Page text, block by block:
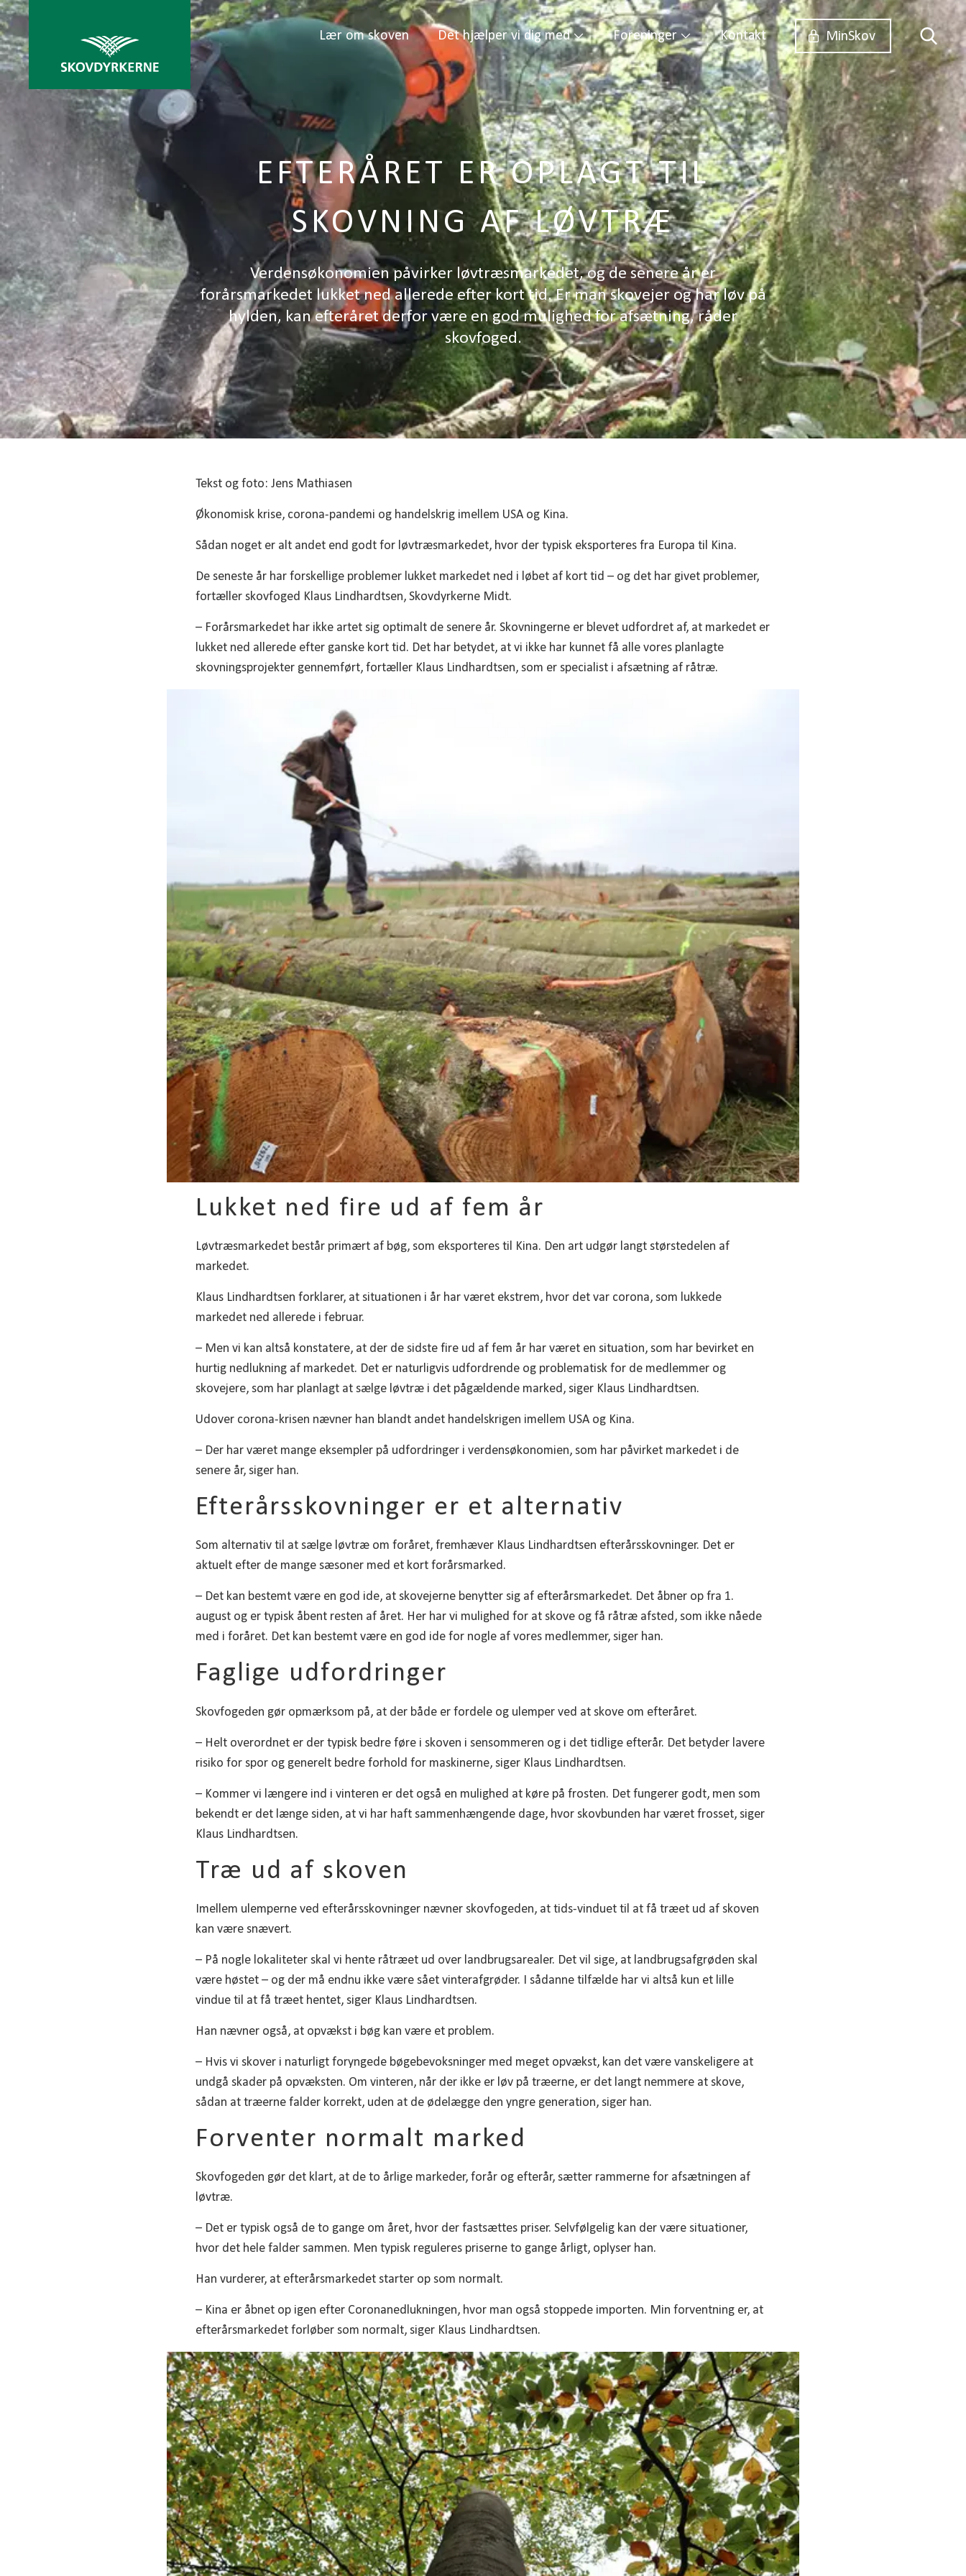
Lær om skoven Det hjælper vi dig med Foreninger Kontakt MinSkov
EFTERÅRET ER OPLAGT TIL
SKOVNING AF LØVTRÆ
Verdensøkonomien påvirker løvtræsmarkedet, og de senere år er
forårsmarkedet lukket ned allerede efter kort tid. Er man skovejer og har løv på
hylden, kan efteråret derfor være en god mulighed for afsætning, råder
skovfoged.
Tekst og foto: Jens Mathiasen
Økonomisk krise, corona-pandemi og handelskrig imellem USA og Kina.
Sådan noget er alt andet end godt for løvtræsmarkedet, hvor der typisk eksporteres fra Europa til Kina.
De seneste år har forskellige problemer lukket markedet ned i løbet af kort tid – og det har givet problemer,
fortæller skovfoged Klaus Lindhardtsen, Skovdyrkerne Midt.
– Forårsmarkedet har ikke artet sig optimalt de senere år. Skovningerne er blevet udfordret af, at markedet er
lukket ned allerede efter ganske kort tid. Det har betydet, at vi ikke har kunnet få alle vores planlagte
skovningsprojekter gennemført, fortæller Klaus Lindhardtsen, som er specialist i afsætning af råtræ.
Lukket ned fire ud af fem år
Løvtræsmarkedet består primært af bøg, som eksporteres til Kina. Den art udgør langt størstedelen af
markedet.
Klaus Lindhardtsen forklarer, at situationen i år har været ekstrem, hvor det var corona, som lukkede
markedet ned allerede i februar.
– Men vi kan altså konstatere, at der de sidste fire ud af fem år har været en situation, som har bevirket en
hurtig nedlukning af markedet. Det er naturligvis udfordrende og problematisk for de medlemmer og
skovejere, som har planlagt at sælge løvtræ i det pågældende marked, siger Klaus Lindhardtsen.
Udover corona-krisen nævner han blandt andet handelskrigen imellem USA og Kina.
– Der har været mange eksempler på udfordringer i verdensøkonomien, som har påvirket markedet i de
senere år, siger han.
Efterårsskovninger er et alternativ
Som alternativ til at sælge løvtræ om foråret, fremhæver Klaus Lindhardtsen efterårsskovninger. Det er
aktuelt efter de mange sæsoner med et kort forårsmarked.
– Det kan bestemt være en god ide, at skovejerne benytter sig af efterårsmarkedet. Det åbner op fra 1.
august og er typisk åbent resten af året. Her har vi mulighed for at skove og få råtræ afsted, som ikke nåede
med i foråret. Det kan bestemt være en god ide for nogle af vores medlemmer, siger han.
Faglige udfordringer
Skovfogeden gør opmærksom på, at der både er fordele og ulemper ved at skove om efteråret.
– Helt overordnet er der typisk bedre føre i skoven i sensommeren og i det tidlige efterår. Det betyder lavere
risiko for spor og generelt bedre forhold for maskinerne, siger Klaus Lindhardtsen.
– Kommer vi længere ind i vinteren er det også en mulighed at køre på frosten. Det fungerer godt, men som
bekendt er det længe siden, at vi har haft sammenhængende dage, hvor skovbunden har været frosset, siger
Klaus Lindhardtsen.
Træ ud af skoven
Imellem ulemperne ved efterårsskovninger nævner skovfogeden, at tids-vinduet til at få træet ud af skoven
kan være snævert.
– På nogle lokaliteter skal vi hente råtræet ud over landbrugsarealer. Det vil sige, at landbrugsafgrøden skal
være høstet – og der må endnu ikke være sået vinterafgrøder. I sådanne tilfælde har vi altså kun et lille
vindue til at få træet hentet, siger Klaus Lindhardtsen.
Han nævner også, at opvækst i bøg kan være et problem.
– Hvis vi skover i naturligt foryngede bøgebevoksninger med meget opvækst, kan det være vanskeligere at
undgå skader på opvæksten. Om vinteren, når der ikke er løv på træerne, er det langt nemmere at skove,
sådan at træerne falder korrekt, uden at de ødelægge den yngre generation, siger han.
Forventer normalt marked
Skovfogeden gør det klart, at de to årlige markeder, forår og efterår, sætter rammerne for afsætningen af
løvtræ.
– Det er typisk også de to gange om året, hvor der fastsættes priser. Selvfølgelig kan der være situationer,
hvor det hele falder sammen. Men typisk reguleres priserne to gange årligt, oplyser han.
Han vurderer, at efterårsmarkedet starter op som normalt.
– Kina er åbnet op igen efter Coronanedlukningen, hvor man også stoppede importen. Min forventning er, at
efterårsmarkedet forløber som normalt, siger Klaus Lindhardtsen.